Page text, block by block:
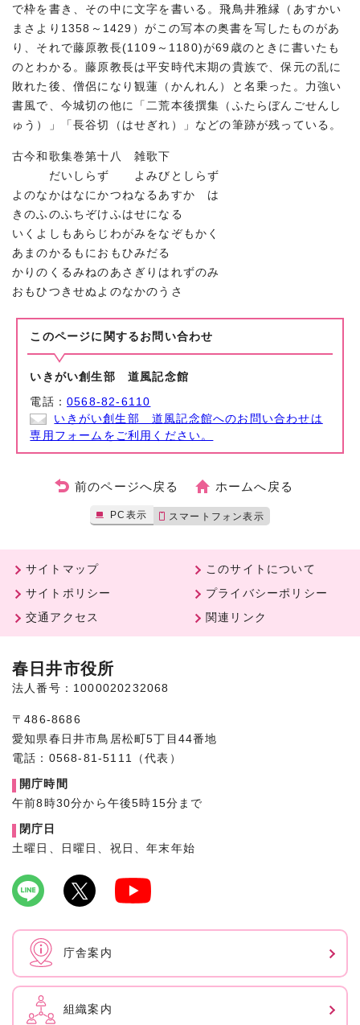
で枠を書き、その中に文字を書いる。飛鳥井雅縁（あすかい
まさより1358～1429）がこの写本の奥書を写したものがあ
り、それで藤原教長(1109～1180)が69歳のときに書いたも
のとわかる。藤原教長は平安時代末期の貴族で、保元の乱に
敗れた後、僧侶になり観蓮（かんれん）と名乗った。力強い
書風で、今城切の他に「二荒本後撰集（ふたらぼんごせんし
ゅう）」「長谷切（はせぎれ）」などの筆跡が残っている。
古今和歌集巻第十八 雑歌下
だいしらず よみびとしらず
よのなかはなにかつねなるあすかゞは
きのふのふちぞけふはせになる
いくよしもあらじわがみをなぞもかく
あまのかるもにおもひみだるゝ
かりのくるみねのあさぎりはれずのみ
おもひつきせぬよのなかのうさ
このページに関する お問い合わせ
いきがい創生部 道風記念館
電話：0568-82-6110
いきがい創生部 道風記念館へのお問い合わせは
専用フォームをご利用ください。
前のページへ戻る ホームへ戻る
PC表示 スマートフォン表示
サイトマップ
このサイトについて
サイトポリシー
プライバシーポリシー
交通アクセス
関連リンク
春日井市役所
法人番号：1000020232068
〒486-8686
愛知県春日井市鳥居松町5丁目44番地
電話：0568-81-5111（代表）
開庁時間
午前8時30分から午後5時15分まで
閉庁日
土曜日、日曜日、祝日、年末年始
庁舎案内
組織案内